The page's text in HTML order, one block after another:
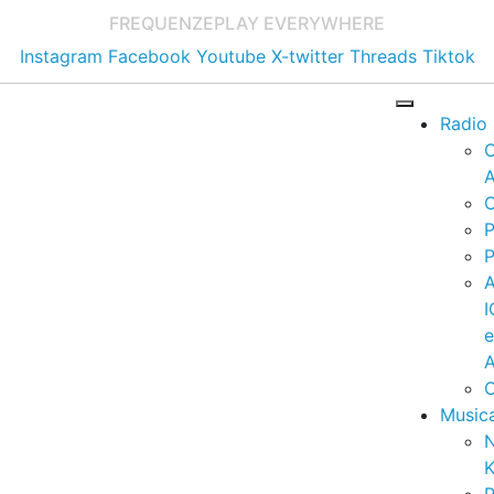
FREQUENZEPLAY EVERYWHERE
Instagram Facebook Youtube X-twitter Threads Tiktok
Radio
e